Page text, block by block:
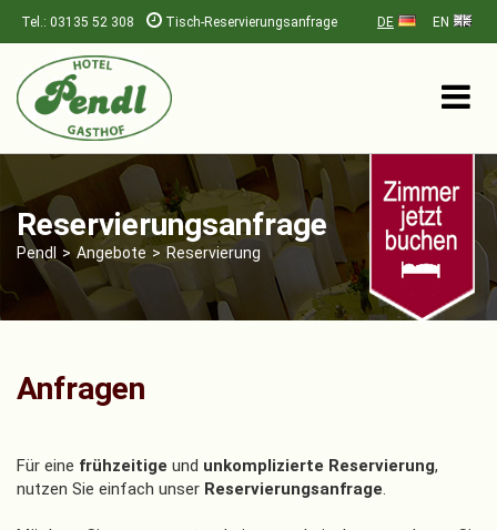
Tel.: 03135 52 308 Tisch-Reservierungsanfrage DE EN
Reservierungsanfrage
Pendl > Angebote > Reservierung
Anfragen
Für eine frühzeitige und unkomplizierte Reservierung,
nutzen Sie einfach unser Reservierungsanfrage.